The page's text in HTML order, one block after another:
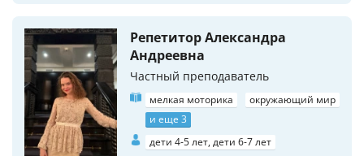
Репетитор Александра
Андреевна
Частный преподаватель
мелкая моторика
окружающий мир
и еще 3
дети 4-5 лет, дети 6-7 лет